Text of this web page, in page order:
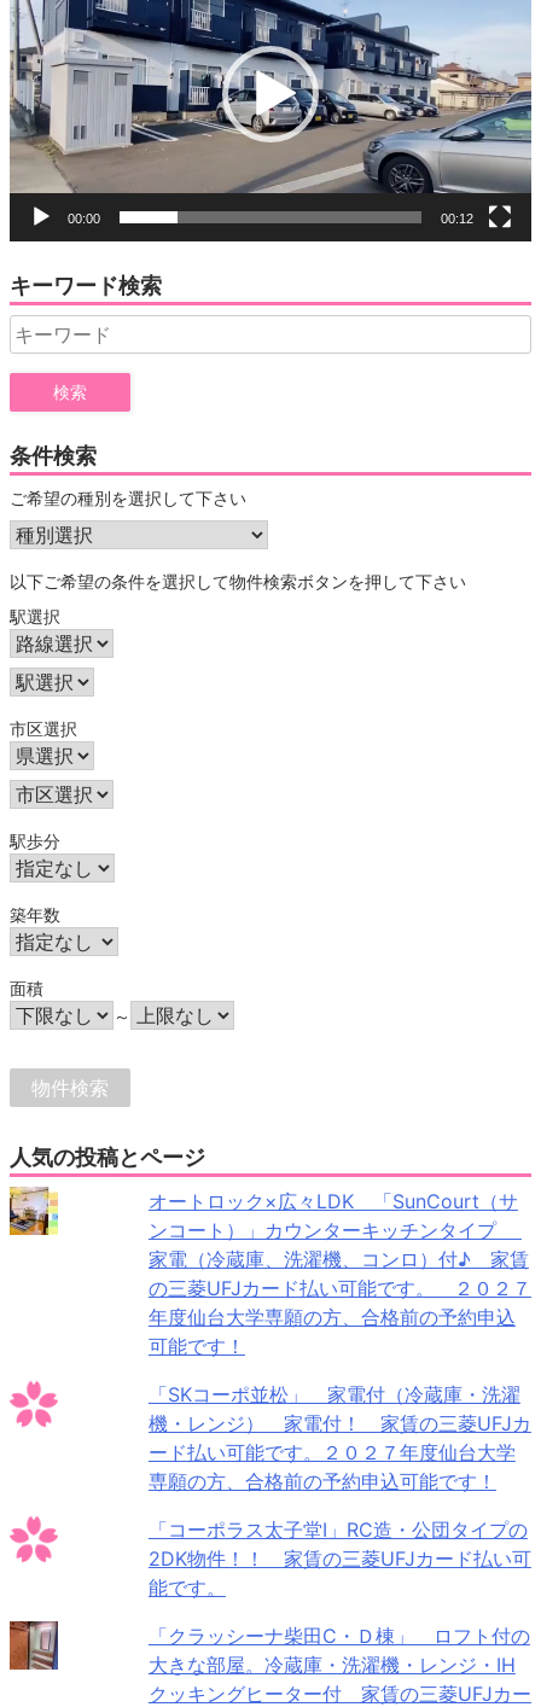
プ
レ
ー
ヤ
ー
00:00 00:12
キーワード検索
Search
for:
条件検索
ご希望の種別を選択して下さい
以下ご希望の条件を選択して物件検索ボタンを押して下さい
駅選択
市区選択
駅歩分
築年数
面積
～
人気の投稿とページ
オートロック×広々LDK 「SunCourt（サ
ンコート）」カウンターキッチンタイプ
家電（冷蔵庫、洗濯機、コンロ）付♪ 家賃
の三菱UFJカード払い可能です。 ２０２７
年度仙台大学専願の方、合格前の予約申込
可能です！
「SKコーポ並松」 家電付（冷蔵庫・洗濯
機・レンジ） 家電付！ 家賃の三菱UFJカ
ード払い可能です。２０２７年度仙台大学
専願の方、合格前の予約申込可能です！
「コーポラス太子堂Ⅰ」RC造・公団タイプの
2DK物件！！ 家賃の三菱UFJカード払い可
能です。
「クラッシーナ柴田C・Ｄ棟」 ロフト付の
大きな部屋。冷蔵庫・洗濯機・レンジ・IH
クッキングヒーター付 家賃の三菱UFJカー